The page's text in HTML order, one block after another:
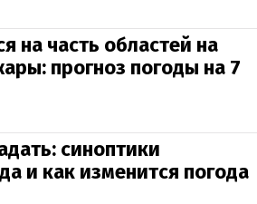
на часть областей на
прогноз погоды на 7
синоптики
и как изменится погода